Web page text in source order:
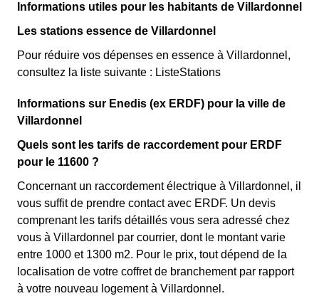
Informations utiles pour les habitants de Villardonnel
Les stations essence de Villardonnel
Pour réduire vos dépenses en essence à Villardonnel,
consultez la liste suivante : ListeStations
Informations sur Enedis (ex ERDF) pour la ville de
Villardonnel
Quels sont les tarifs de raccordement pour ERDF
pour le 11600 ?
Concernant un raccordement électrique à Villardonnel, il
vous suffit de prendre contact avec ERDF. Un devis
comprenant les tarifs détaillés vous sera adressé chez
vous à Villardonnel par courrier, dont le montant varie
entre 1000 et 1300 m2. Pour le prix, tout dépend de la
localisation de votre coffret de branchement par rapport
à votre nouveau logement à Villardonnel.